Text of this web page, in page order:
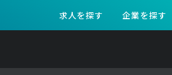
求人を探す 企業を探す